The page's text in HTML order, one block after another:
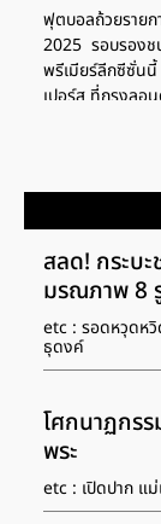
ฟุตบอลถ้วยรายก
2025 รอบรองช
พรีเมียร์ลีกซีซั่น
เปอร์ส ที่กรุงลอ
เปอร์ส ไร้นักเต
นัด 2 "เทรนต์"
สนามให้ลิเวอร์
สลด! กระบ
มรณภาพ 8
etc : รอดหวุดห
ธุดงค์
โศกนาฏกร
พระ
etc : เปิดปาก แ